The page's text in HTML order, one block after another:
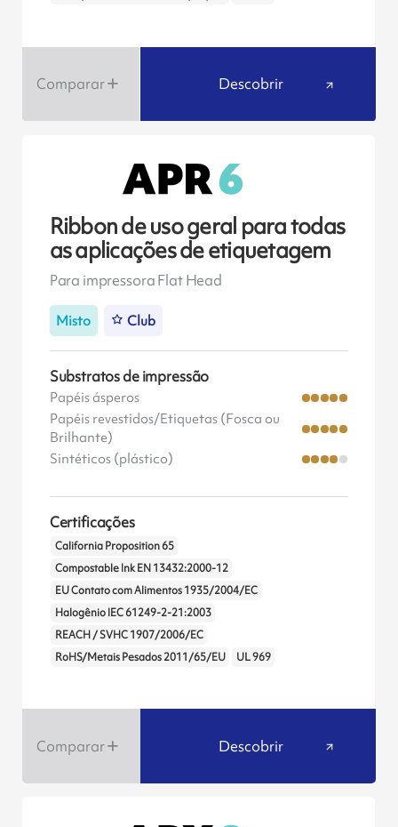
Comparar Descobrir
Ribbon de uso geral para todas
as aplicações de etiquetagem
Para impressora Flat Head
Misto Club
Substratos de impressão
Papéis ásperos
Papéis revestidos/Etiquetas (Fosca ou
Brilhante)
Sintéticos (plástico)
Certificações
California Proposition 65
Compostable Ink EN 13432:2000-12
EU Contato com Alimentos 1935/2004/EC
Halogênio IEC 61249-2-21:2003
REACH / SVHC 1907/2006/EC
RoHS/Metais Pesados 2011/65/EU
UL 969
Comparar Descobrir